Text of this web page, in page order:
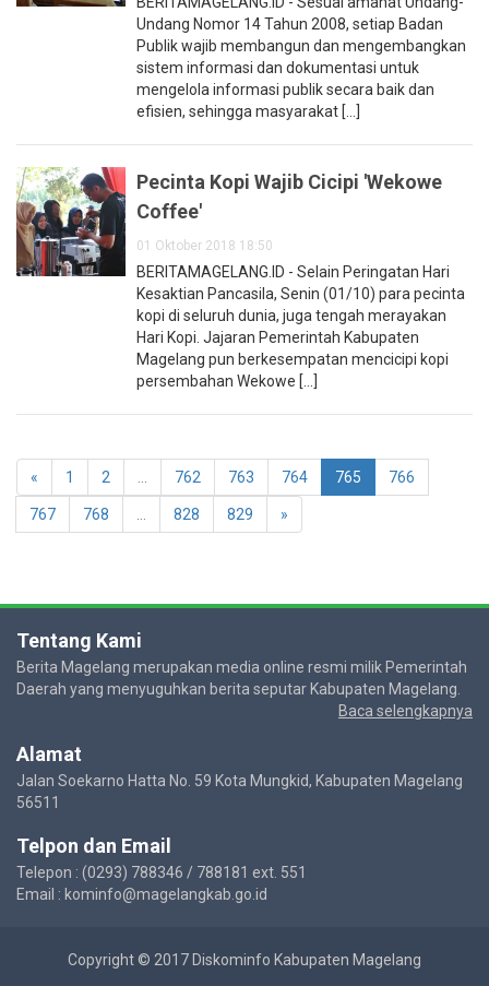
Undang Nomor 14 Tahun 2008, setiap Badan
Publik wajib membangun dan mengembangkan
sistem informasi dan dokumentasi untuk
mengelola informasi publik secara baik dan
efisien, sehingga masyarakat [...]
Pecinta Kopi Wajib Cicipi 'Wekowe
Coffee'
01 Oktober 2018 18:50
BERITAMAGELANG.ID - Selain Peringatan Hari
Kesaktian Pancasila, Senin (01/10) para pecinta
kopi di seluruh dunia, juga tengah merayakan
Hari Kopi. Jajaran Pemerintah Kabupaten
Magelang pun berkesempatan mencicipi kopi
persembahan Wekowe [...]
« 1 2 762 763 764 765 766
767 768 828 829 »
Tentang Kami
Berita Magelang merupakan media online resmi milik Pemerintah
Daerah yang menyuguhkan berita seputar Kabupaten Magelang.
Baca selengkapnya
Alamat
Jalan Soekarno Hatta No. 59 Kota Mungkid, Kabupaten Magelang
56511
Telpon dan Email
Telepon : (0293) 788346 / 788181 ext. 551
Email : kominfo@magelangkab.go.id
Copyright © 2017 Diskominfo Kabupaten Magelang